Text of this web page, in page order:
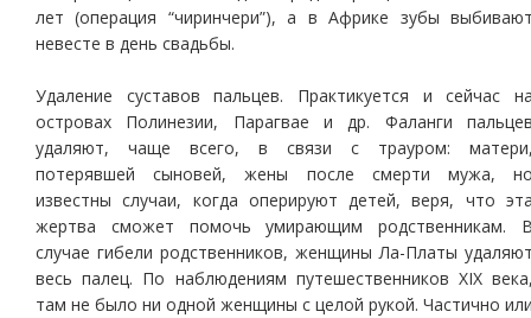
лет (операция “чиринчери”), а в Африке зубы
невесте в день свадьбы.
Удаление суставов пальцев. Практикуется и сейчас
островах Полинезии, Парагвае и др. Фаланги
удаляют, чаще всего, в связи с трауром:
потерявшей сыновей, жены после смерти мужа,
известны случаи, когда оперируют детей, веря, что
жертва сможет помочь умирающим родственникам.
случае гибели родственников, женщины Ла-Платы
весь палец. По наблюдениям путешественников XIX
там не было ни одной женщины с целой рукой. Частично